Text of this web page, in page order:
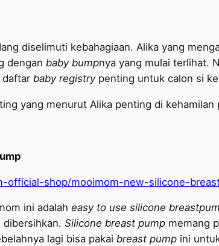
diselimuti kebahagiaan. Alika yang
dengan baby bumpnya yang mulai terlihat.
daftar baby registrypenting untuk calon si
yang menurut Alika penting di kehamilan
official-shop/mooimom-new-silicone-
ini adalah easy to use silicone
dibersihkan. Silicone breast pump memang
lagi bisa pakai breast pump ini